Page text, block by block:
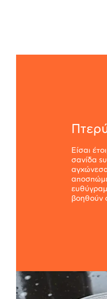
Είσαι
σανίδα
βοηθούν